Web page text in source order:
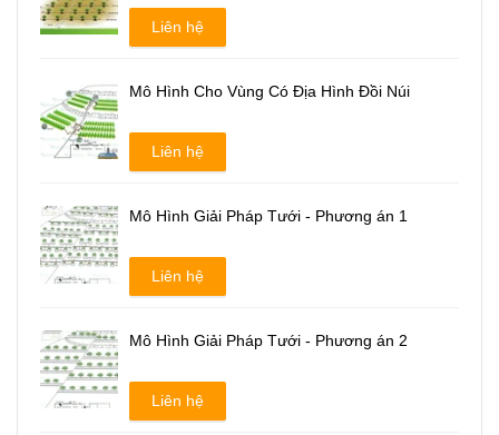
Liên hệ
Mô Hình Cho Vùng Có Địa Hình Đồi Núi
Liên hệ
Mô Hình Giải Pháp Tưới - Phương án 1
Liên hệ
Mô Hình Giải Pháp Tưới - Phương án 2
Liên hệ